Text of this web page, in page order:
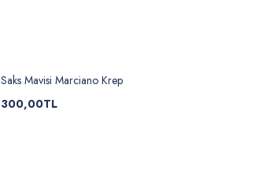
Saks Mavisi Marciano Krep
300,00TL